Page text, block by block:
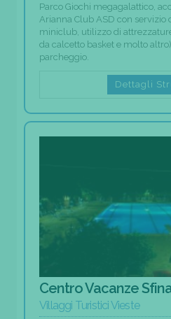
Parco Giochi megagalattico,
Arianna Club ASD con servizio
miniclub, utilizzo di
da calcetto basket e molto
parcheggio.
Dettagli
Centro Vacanze
Villaggi Turistici Vieste